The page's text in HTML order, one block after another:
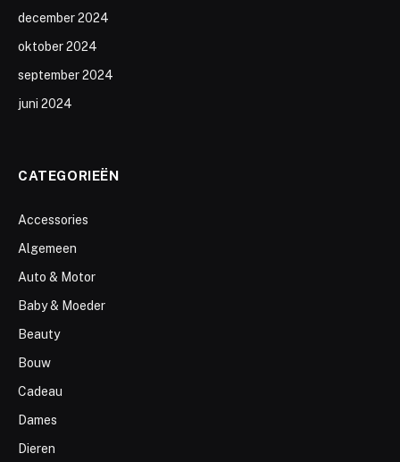
december 2024
oktober 2024
september 2024
juni 2024
CATEGORIEËN
Accessories
Algemeen
Auto & Motor
Baby & Moeder
Beauty
Bouw
Cadeau
Dames
Dieren